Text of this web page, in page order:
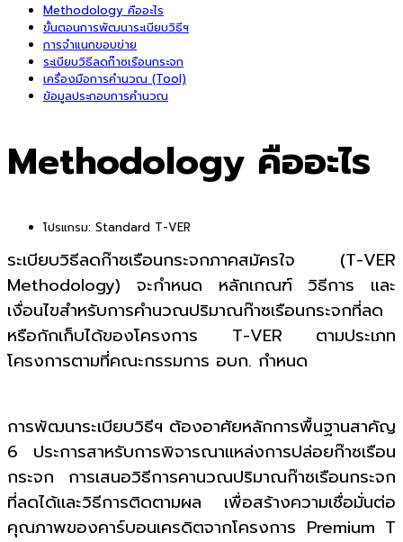
Methodology คืออะไร
ขั้นตอนการพัฒนาระเบียบวิธีฯ
การจำแนกขอบข่าย
ระเบียบวิธีลดก๊าซเรือนกระจก
เครื่องมือการคำนวณ (Tool)
ข้อมูลประกอบการคำนวณ
Methodology คืออะไร
โปรแกรม: Standard T-VER
ระเบียบวิธีลดก๊าซเรือนกระจกภาคสมัครใจ (T-VER
Methodology) จะกำหนด หลักเกณฑ์ วิธีการ และ
เงื่อนไขสำหรับการคำนวณปริมาณก๊าซเรือนกระจกที่ลด
หรือกักเก็บได้ของโครงการ T-VER ตามประเภท
โครงการตามที่คณะกรรมการ อบก. กำหนด
การพัฒนาระเบียบวิธีฯ ต้องอาศัยหลักการพื้นฐานสาคัญ
6 ประการสาหรับการพิจารณาแหล่งการปล่อยก๊าซเรือน
กระจก การเสนอวิธีการคานวณปริมาณก๊าซเรือนกระจก
ที่ลดได้และวิธีการติดตามผล เพื่อสร้างความเชื่อมั่นต่อ
คุณภาพของคาร์บอนเครดิตจากโครงการ Premium T